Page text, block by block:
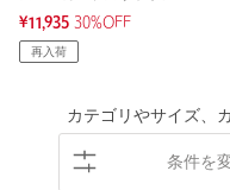
¥11,935 30%OFF
再入荷
カテゴリやサイズ、
条件を